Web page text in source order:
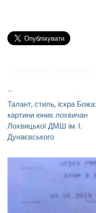
Талант, стиль, іскра Божа:
картини юних лохвичан
Лохвицької ДМШ ім. І.
Дунаєвського